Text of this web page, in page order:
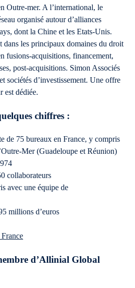
Outre-mer. A l’international, le
organisé autour d’alliances
dont la Chine et les Etats-Unis.
dans les principaux domaines du droit
fusions-acquisitions, financement,
post-acquisitions. Simon Associés
sociétés d’investissement. Une offre
est dédiée.
chiffres :
de 75 bureaux en France, y compris
Mer (Guadeloupe et Réunion)
collaborateurs
avec une équipe de
millions d’euros
d’Allinial Global